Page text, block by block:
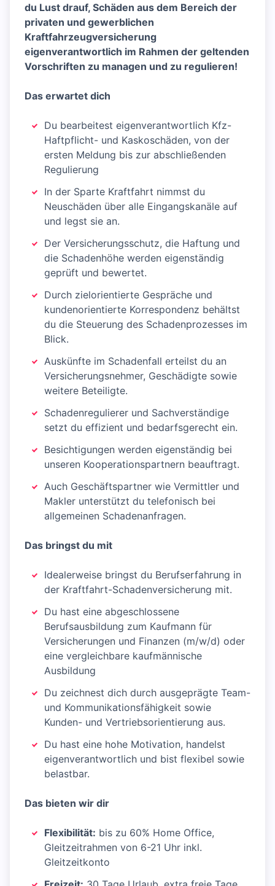
du Lust drauf, Schäden aus dem Bereich der
privaten und gewerblichen
Kraftfahrzeugversicherung
eigenverantwortlich im Rahmen der geltenden
Vorschriften zu managen und zu regulieren!
Das erwartet dich
Du bearbeitest eigenverantwortlich Kfz-
Haftpflicht- und Kaskoschäden, von der
ersten Meldung bis zur abschließenden
Regulierung
In der Sparte Kraftfahrt nimmst du
Neuschäden über alle Eingangskanäle auf
und legst sie an.
Der Versicherungsschutz, die Haftung und
die Schadenhöhe werden eigenständig
geprüft und bewertet.
Durch zielorientierte Gespräche und
kundenorientierte Korrespondenz behältst
du die Steuerung des Schadenprozesses im
Blick.
Auskünfte im Schadenfall erteilst du an
Versicherungsnehmer, Geschädigte sowie
weitere Beteiligte.
Schadenregulierer und Sachverständige
setzt du effizient und bedarfsgerecht ein.
Besichtigungen werden eigenständig bei
unseren Kooperationspartnern beauftragt.
Auch Geschäftspartner wie Vermittler und
Makler unterstützt du telefonisch bei
allgemeinen Schadenanfragen.
Das bringst du mit
Idealerweise bringst du Berufserfahrung in
der Kraftfahrt-Schadenversicherung mit.
Du hast eine abgeschlossene
Berufsausbildung zum Kaufmann für
Versicherungen und Finanzen (m/w/d) oder
eine vergleichbare kaufmännische
Ausbildung
Du zeichnest dich durch ausgeprägte Team-
und Kommunikationsfähigkeit sowie
Kunden- und Vertriebsorientierung aus.
Du hast eine hohe Motivation, handelst
eigenverantwortlich und bist flexibel sowie
belastbar.
Das bieten wir dir
Flexibilität: bis zu 60% Home Office,
Gleitzeitrahmen von 6-21 Uhr inkl.
Gleitzeitkonto